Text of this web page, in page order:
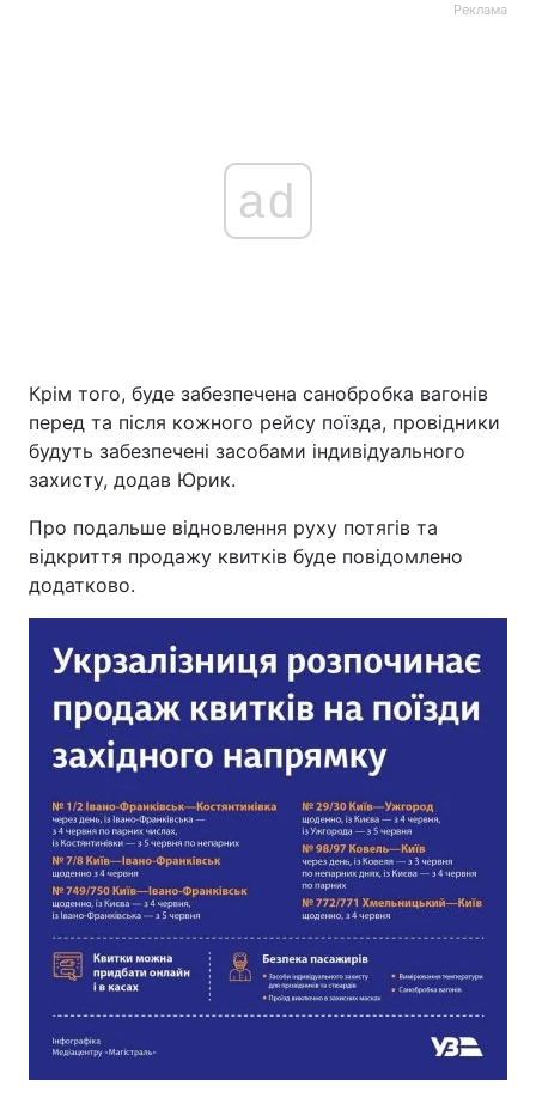
Реклама
ad
Крім того, буде забезпечена санобробка вагонів
перед та після кожного рейсу поїзда, провідники
будуть забезпечені засобами індивідуального
захисту, додав Юрик.
Про подальше відновлення руху потягів та
відкриття продажу квитків буде повідомлено
додатково.